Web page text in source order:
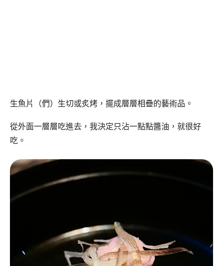
生魚片（們）生切或炙烤，擺成層層相疊的藝術品。
從外面一層層吃進去，我決定只沾一點點醬油，就很好
吃。